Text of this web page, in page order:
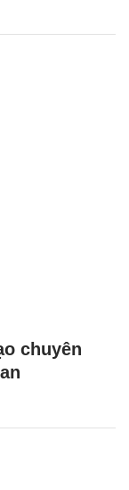
chuyên